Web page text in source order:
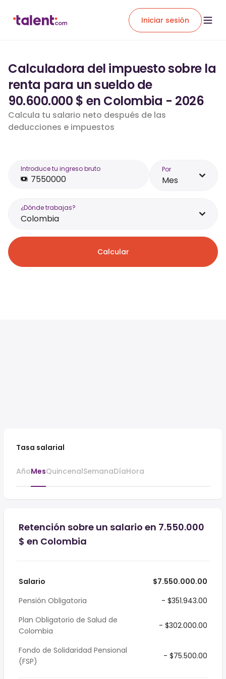
Iniciar sesión
Calculadora del impuesto sobre la
renta para un sueldo de
90.600.000 $ en Colombia - 2026
Calcula tu salario neto después de las
deducciones e impuestos
Introduce tu ingreso bruto Por
Mes
¿Dónde trabajas?
Colombia
Calcular
Tasa salarial
AñoMesQuincenalSemanaDíaHora
Retención sobre un salario en 7.550.000
$ en Colombia
Salario
$7.550.000.00
Pensión Obligatoria
- $351.943.00
Plan Obligatorio de Salud de
Colombia
- $302.000.00
Fondo de Solidaridad Pensional
(FSP)
- $75.500.00